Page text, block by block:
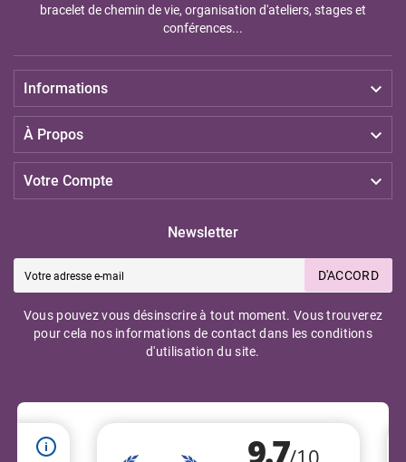
bracelet de chemin de vie, organisation d'ateliers, stages et
conférences...
Informations 
À Propos 
Votre Compte 
Newsletter
D'ACCORD
Vous pouvez vous désinscrire à tout moment. Vous trouverez
pour cela nos informations de contact dans les conditions
d'utilisation du site.